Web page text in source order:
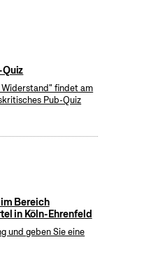
findet am
Pub-Quiz
Bereich
in Köln-Ehrenfeld
und geben Sie eine